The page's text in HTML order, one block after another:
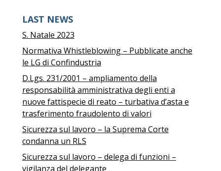
LAST NEWS
S. Natale 2023
Normativa Whistleblowing – Pubblicate anche
le LG di Confindustria
D.Lgs. 231/2001 – ampliamento della
responsabilità amministrativa degli enti a
nuove fattispecie di reato – turbativa d’asta e
trasferimento fraudolento di valori
Sicurezza sul lavoro – la Suprema Corte
condanna un RLS
Sicurezza sul lavoro – delega di funzioni –
vigilanza del delegante